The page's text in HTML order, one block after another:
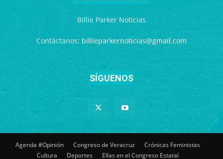
Billie Parker Noticias
Contáctanos: billieparkernoticias@gmail.com
SÍGUENOS
Agenda #Opinión Congreso de Veracruz
Crónicas Feministas
Cultura
Deportes Ellas en el Congreso Estatal